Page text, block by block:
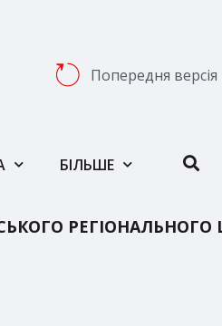
Попередня версія
БІЛЬШЕ
РЕГІОНАЛЬНОГО